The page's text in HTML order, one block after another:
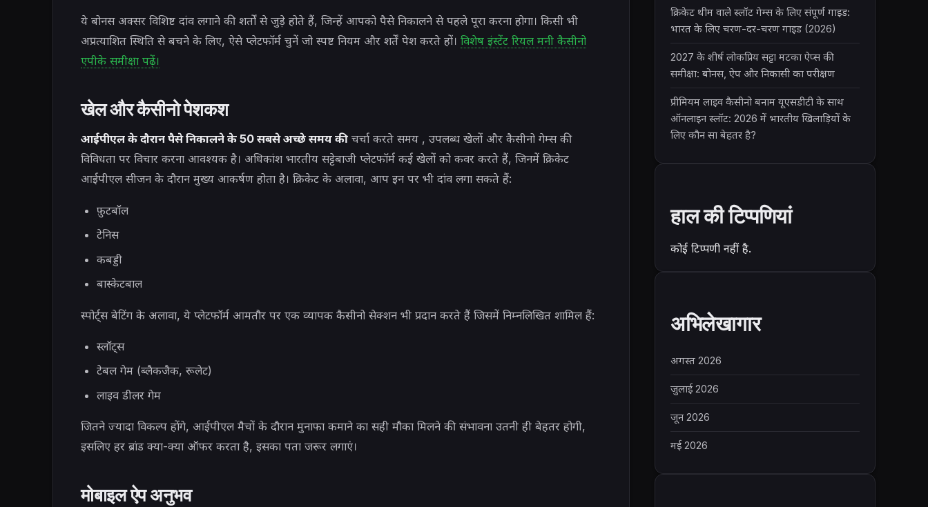
ये बोनस अक्सर विशिष्ट दांव लगाने की शर्तों से जुड़े होते हैं, जिन्हें आपको पैसे निकालने से पहले पूरा करना होगा। किसी भी
अप्रत्याशित स्थिति से बचने के लिए, ऐसे प्लेटफॉर्म चुनें जो स्पष्ट नियम और शर्तें पेश करते हों। विशेष इंस्टेंट रियल मनी कैसीनो
एपीके समीक्षा पढ़ें।
खेल और कैसीनो पेशकश
आईपीएल के दौरान पैसे निकालने के 50 सबसे अच्छे समय की चर्चा करते समय , उपलब्ध खेलों और कैसीनो गेम्स की
विविधता पर विचार करना आवश्यक है। अधिकांश भारतीय सट्टेबाजी प्लेटफॉर्म कई खेलों को कवर करते हैं, जिनमें क्रिकेट
आईपीएल सीजन के दौरान मुख्य आकर्षण होता है। क्रिकेट के अलावा, आप इन पर भी दांव लगा सकते हैं:
फ़ुटबॉल
टेनिस
कबड्डी
बास्केटबाल
स्पोर्ट्स बेटिंग के अलावा, ये प्लेटफॉर्म आमतौर पर एक व्यापक कैसीनो सेक्शन भी प्रदान करते हैं जिसमें निम्नलिखित शामिल हैं:
स्लॉट्स
टेबल गेम (ब्लैकजैक, रूलेट)
लाइव डीलर गेम
जितने ज्यादा विकल्प होंगे, आईपीएल मैचों के दौरान मुनाफा कमाने का सही मौका मिलने की संभावना उतनी ही बेहतर होगी,
इसलिए हर ब्रांड क्या-क्या ऑफर करता है, इसका पता जरूर लगाएं।
मोबाइल ऐप अनुभव
क्रिकेट थीम वाले स्लॉट गेम्स के लिए संपूर्ण गाइड:
भारत के लिए चरण-दर-चरण गाइड (2026)
2027 के शीर्ष लोकप्रिय सट्टा मटका ऐप्स की
समीक्षा: बोनस, ऐप और निकासी का परीक्षण
प्रीमियम लाइव कैसीनो बनाम यूएसडीटी के साथ
ऑनलाइन स्लॉट: 2026 में भारतीय खिलाड़ियों के
लिए कौन सा बेहतर है?
हाल की टिप्पणियां
कोई टिप्पणी नहीं है.
अभिलेखागार
अगस्त 2026
जुलाई 2026
जून 2026
मई 2026